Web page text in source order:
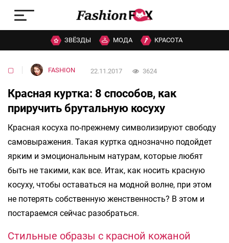
ЗВЁЗДЫ МОДА КРАСОТА
▢ FASHION 22.11.2017 3624
Красная куртка: 8 способов, как
приручить брутальную косуху
Красная косуха по-прежнему символизируют свободу
самовыражения. Такая куртка однозначно подойдет
ярким и эмоциональным натурам, которые любят
быть не такими, как все. Итак, как носить красную
косуху, чтобы оставаться на модной волне, при этом
не потерять собственную женственность? В этом и
постараемся сейчас разобраться.
Стильные образы с красной кожаной